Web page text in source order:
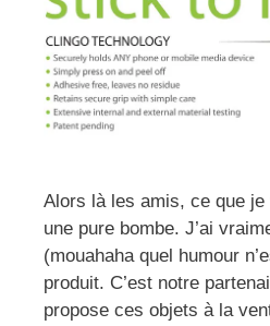
Alors là les amis, ce que
une pure bombe. J’ai
(mouahaha quel humour
produit. C’est notre
propose ces objets à la